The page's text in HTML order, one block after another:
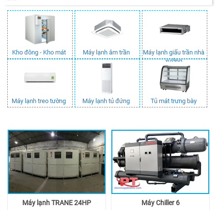
Kho đông - Kho mát Máy lạnh âm trần
Máy lạnh giấu trần nhà
xưởng
Máy lạnh treo tường Máy lạnh tủ đứng Tủ mát trưng bày
Máy lạnh TRANE 24HP Máy Chiller 6